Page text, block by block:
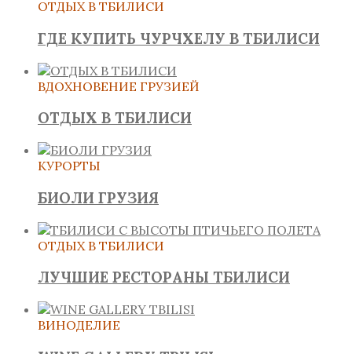
ОТДЫХ В ТБИЛИСИ
ГДЕ КУПИТЬ ЧУРЧХЕЛУ В ТБИЛИСИ
ВДОХНОВЕНИЕ ГРУЗИЕЙ
ОТДЫХ В ТБИЛИСИ
КУРОРТЫ
БИОЛИ ГРУЗИЯ
ОТДЫХ В ТБИЛИСИ
ЛУЧШИЕ РЕСТОРАНЫ ТБИЛИСИ
ВИНОДЕЛИЕ